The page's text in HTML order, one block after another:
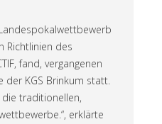
Richtlinien des
fand, vergangenen
der KGS Brinkum statt.
traditionellen,
erklärte